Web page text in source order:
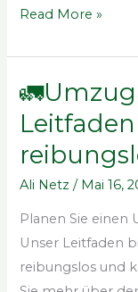
Read More »
Ali Netz/ Mai 16,
Planen Sie einen
Unser Leitfaden
reibungslos und
🚛
Umzug
Berlin-
München:
Leitfaden